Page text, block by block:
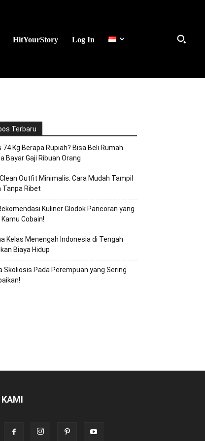
HitYourStory Log In
Terbaru
74 Kg Berapa Rupiah? Bisa Beli Rumah
Bayar Gaji Ribuan Orang
Outfit Minimalis: Cara Mudah Tampil
Tanpa Ribet
Kuliner Glodok Pancoran yang
Kamu Cobain!
Kelas Menengah Indonesia di Tengah
Biaya Hidup
Skoliosis Pada Perempuan yang Sering